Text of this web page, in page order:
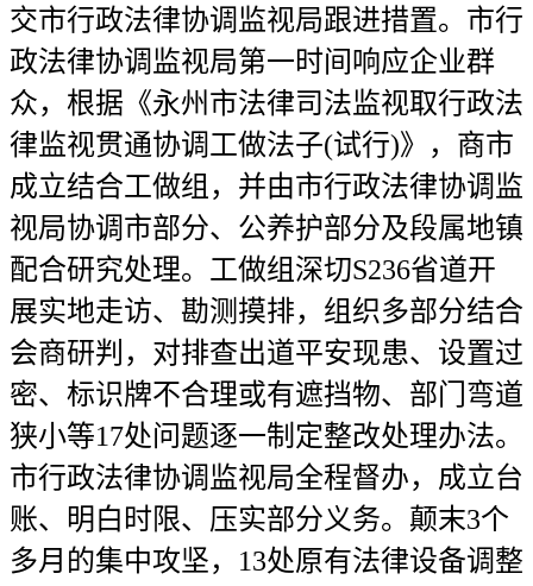
交市行政法律协调监视局跟进措置。市行
政法律协调监视局第一时间响应企业群
众，根据《永州市法律司法监视取行政法
律监视贯通协调工做法子(试行)》，商市
成立结合工做组，并由市行政法律协调监
视局协调市部分、公养护部分及段属地镇
配合研究处理。工做组深切S236省道开
展实地走访、勘测摸排，组织多部分结合
会商研判，对排查出道平安现患、设置过
密、标识牌不合理或有遮挡物、部门弯道
狭小等17处问题逐一制定整改处理办法。
市行政法律协调监视局全程督办，成立台
账、明白时限、压实部分义务。颠末3个
多月的集中攻坚，13处原有法律设备调整